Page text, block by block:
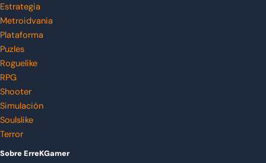
Estrategia
Metroidvania
Plataforma
Puzles
Roguelike
RPG
Shooter
Simulación
Soulslike
Terror
Sobre ErreKGamer